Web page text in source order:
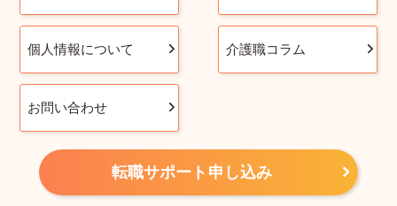
個人情報について 介護職コラム
お問い合わせ
転職サポート申し込み